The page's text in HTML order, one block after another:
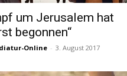
um Jerusalem hat
begonnen“
Online - 3. August 2017